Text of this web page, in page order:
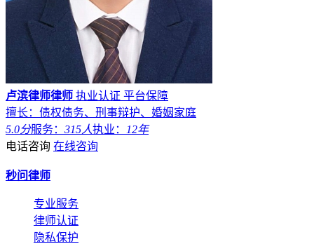
卢滨律师律师 执业认证 平台保障
擅长：债权债务、刑事辩护、婚姻家庭
5.0分服务： 315人执业：
12年
电话咨询 在线咨询
秒问律师
专业服务
律师认证
隐私保护